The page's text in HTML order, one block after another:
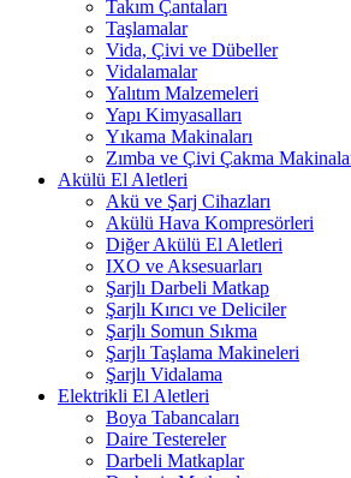
Takım Çantaları
Taşlamalar
Vida, Çivi ve Dübeller
Vidalamalar
Yalıtım Malzemeleri
Yapı Kimyasalları
Yıkama Makinaları
Zımba ve Çivi Çakma
Akülü El Aletleri
Akü ve Şarj Cihazları
Akülü Hava Kompresörleri
Diğer Akülü El Aletleri
IXO ve Aksesuarları
Şarjlı Darbeli Matkap
Şarjlı Kırıcı ve Deliciler
Şarjlı Somun Sıkma
Şarjlı Taşlama Makineleri
Şarjlı Vidalama
Elektrikli El Aletleri
Boya Tabancaları
Daire Testereler
Darbeli Matkaplar